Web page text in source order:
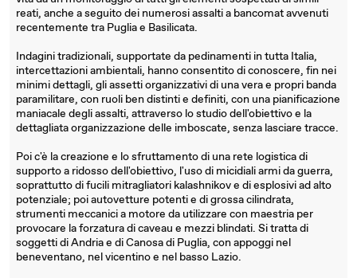
reati, anche a seguito dei numerosi assalti a bancomat avvenuti
recentemente tra Puglia e Basilicata.
Indagini tradizionali, supportate da pedinamenti in tutta Italia,
intercettazioni ambientali, hanno consentito di conoscere, fin nei
minimi dettagli, gli assetti organizzativi di una vera e propri banda
paramilitare, con ruoli ben distinti e definiti, con una pianificazione
maniacale degli assalti, attraverso lo studio dell'obiettivo e la
dettagliata organizzazione delle imboscate, senza lasciare tracce.
Poi c'è la creazione e lo sfruttamento di una rete logistica di
supporto a ridosso dell'obiettivo, l'uso di micidiali armi da guerra,
soprattutto di fucili mitragliatori kalashnikov e di esplosivi ad alto
potenziale; poi autovetture potenti e di grossa cilindrata,
strumenti meccanici a motore da utilizzare con maestria per
provocare la forzatura di caveau e mezzi blindati. Si tratta di
soggetti di Andria e di Canosa di Puglia, con appoggi nel
beneventano, nel vicentino e nel basso Lazio.